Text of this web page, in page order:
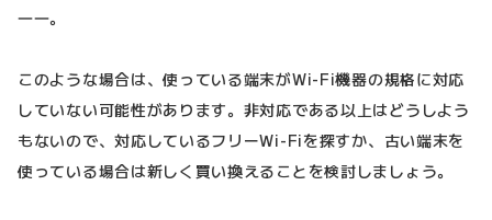
――。
このような場合は、使っている端末がWi-Fi機器の規格に対応
していない可能性があります。非対応である以上はどうしよう
もないので、対応しているフリーWi-Fiを探すか、古い端末を
使っている場合は新しく買い換えることを検討しましょう。